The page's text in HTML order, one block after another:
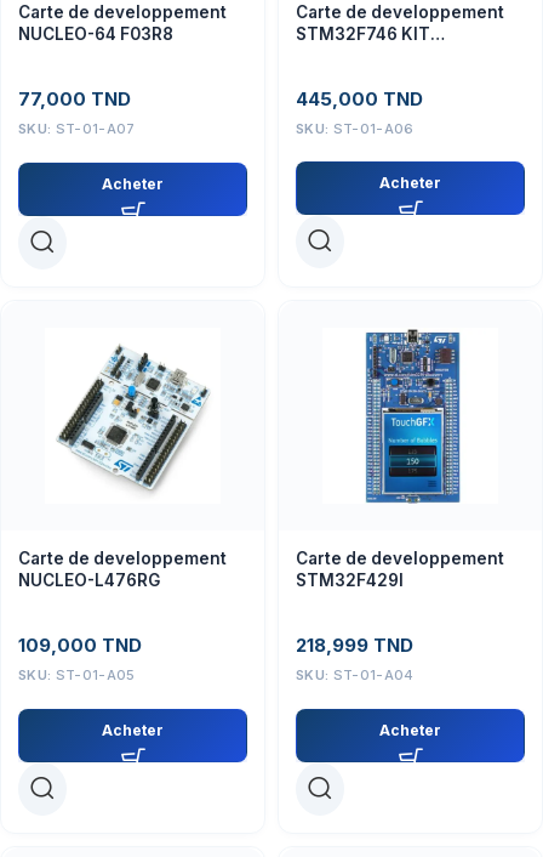
Carte de developpement
NUCLEO-64 F03R8
77,000 TND
SKU: ST-01-A07
Acheter
Carte de developpement
STM32F746 KIT
445,000 TND
SKU: ST-01-A06
Acheter
Carte de developpement
NUCLEO-L476RG
109,000 TND
SKU: ST-01-A05
Acheter
Carte de developpement
STM32F429I
218,999 TND
SKU: ST-01-A04
Acheter